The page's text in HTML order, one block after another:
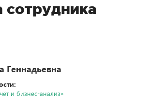
сотрудника
Геннадьевна
и бизнес-анализ»